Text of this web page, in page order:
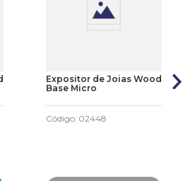
Expositor de Joias Wood
Base Micro
Código: 02448